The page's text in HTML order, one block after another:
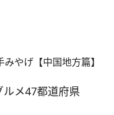
やげ【中国地方篇】
ルメ47都道府県